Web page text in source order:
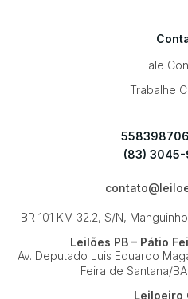
Fale
Trabalhe
(83)
BR 101 KM 32.2, S/N,
Leilões PB – Pátio
Av. Deputado Luis Eduardo
Feira de Santana/BA
Leiloeiro